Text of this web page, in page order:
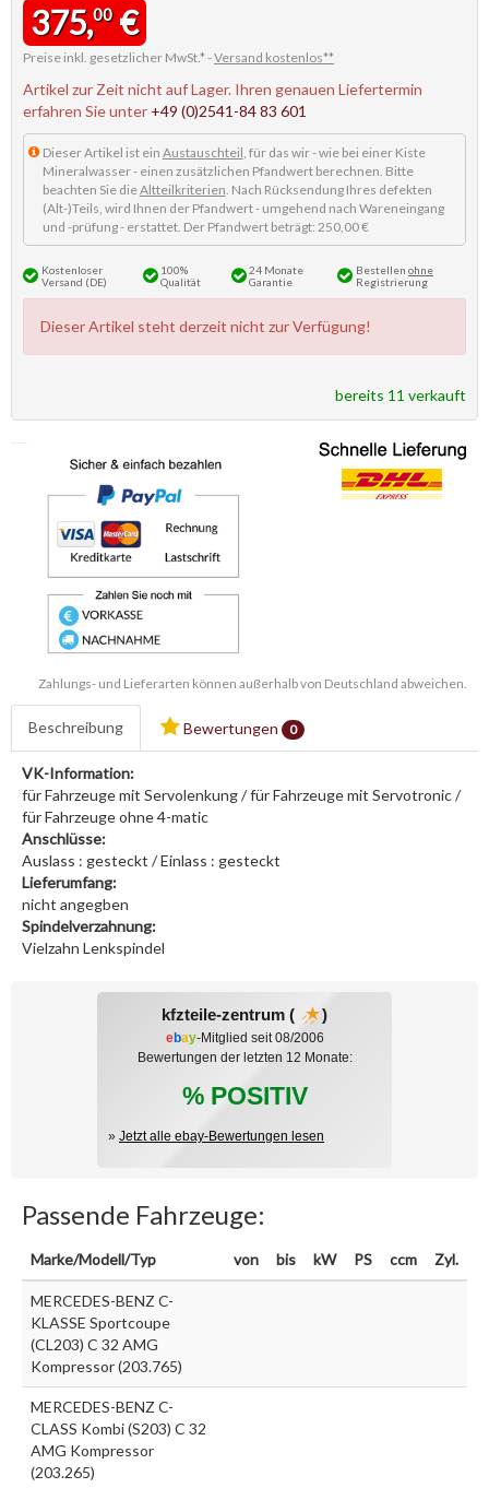
375,00€
Preise inkl. gesetzlicher MwSt.* -Versand kostenlos**
Artikel zur Zeit nicht auf Lager. Ihren genauen Liefertermin
erfahren Sie unter +49 (0)2541-84 83 601
Dieser Artikel ist ein Austauschteil, für das wir - wie bei einer Kiste
Mineralwasser - einen zusätzlichen Pfandwert berechnen. Bitte
beachten Sie dieAltteilkriterien. Nach Rücksendung Ihres defekten
(Alt-)Teils, wird Ihnen der Pfandwert - umgehend nach Wareneingang
und -prüfung - erstattet. Der Pfandwert beträgt: 250,00 €
Kostenloser
Versand (DE)
100%
Qualität
24 Monate
Garantie
Bestellen ohne
Registrierung
Dieser Artikel steht derzeit nicht zur Verfügung!
bereits 11 verkauft
Zahlungs- und Lieferarten können außerhalb von Deutschland abweichen.
Beschreibung Bewertungen 0
VK-Information:
für Fahrzeuge mit Servolenkung / für Fahrzeuge mit Servotronic /
für Fahrzeuge ohne 4-matic
Anschlüsse:
Auslass : gesteckt / Einlass : gesteckt
Lieferumfang:
nicht angegben
Spindelverzahnung:
Vielzahn Lenkspindel
kfzteile-zentrum ( )
ebay-Mitglied seit 08/2006
Bewertungen der letzten 12 Monate:
% POSITIV
» Jetzt alle ebay-Bewertungen lesen
Passende Fahrzeuge:
Marke/Modell/Typ von bis kW PS ccm Zyl.
MERCEDES-BENZ C-
KLASSE Sportcoupe
(CL203) C 32 AMG
Kompressor (203.765)
MERCEDES-BENZ C-
CLASS Kombi (S203) C 32
AMG Kompressor
(203.265)